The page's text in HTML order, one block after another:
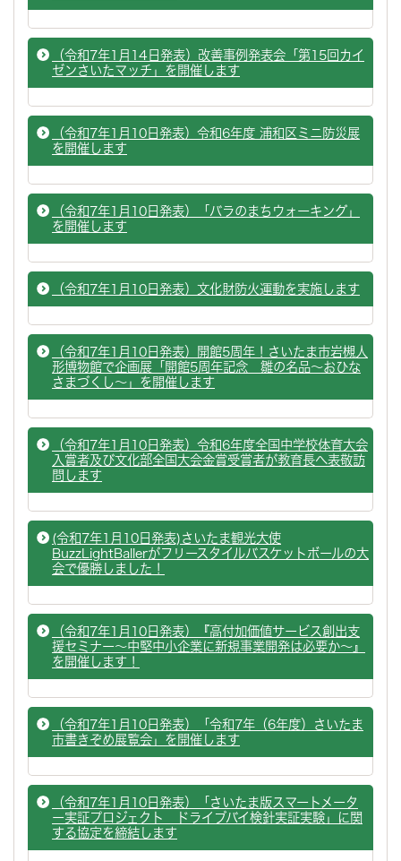
（令和7年1月14日発表）改善事例発表会「第15回カイ
ゼンさいたマッチ」を開催します
（令和7年1月10日発表）令和6年度 浦和区ミニ防災展
を開催します
（令和7年1月10日発表）「バラのまちウォーキング」
を開催します
（令和7年1月10日発表）文化財防火運動を実施します
（令和7年1月10日発表）開館5周年！さいたま市岩槻人
形博物館で企画展「開館5周年記念 雛の名品～おひな
さまづくし～」を開催します
（令和7年1月10日発表）令和6年度全国中学校体育大会
入賞者及び文化部全国大会金賞受賞者が教育長へ表敬訪
問します
(令和7年1月10日発表)さいたま観光大使
BuzzLightBallerがフリースタイルバスケットボールの大
会で優勝しました！
（令和7年1月10日発表）『高付加価値サービス創出支
援セミナー～中堅中小企業に新規事業開発は必要か～』
を開催します！
（令和7年1月10日発表）「令和7年（6年度）さいたま
市書きぞめ展覧会」を開催します
（令和7年1月10日発表）「さいたま版スマートメータ
ー実証プロジェクト ドライブバイ検針実証実験」に関
する協定を締結します